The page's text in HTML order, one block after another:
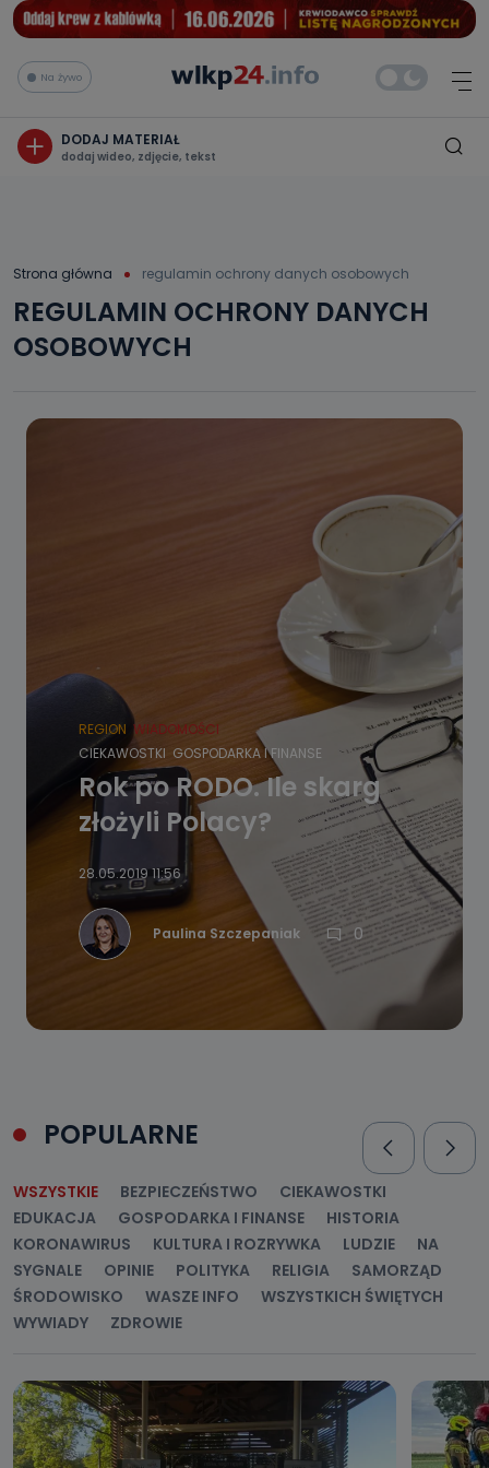
Na żywo
DODAJ MATERIAŁ
dodaj wideo, zdjęcie, tekst
Strona główna regulamin ochrony danych osobowych
REGULAMIN OCHRONY DANYCH
OSOBOWYCH
REGION WIADOMOŚCI
CIEKAWOSTKI GOSPODARKA I FINANSE
Rok po RODO. Ile skarg
złożyli Polacy?
28.05.2019 11:56
Paulina Szczepaniak 0
POPULARNE
WSZYSTKIE BEZPIECZEŃSTWO
CIEKAWOSTKI
EDUKACJA
GOSPODARKA I FINANSE
HISTORIA
KORONAWIRUS
KULTURA I ROZRYWKA LUDZIE
NA
SYGNALE
OPINIE POLITYKA RELIGIA
SAMORZĄD
ŚRODOWISKO
WASZE INFO
WSZYSTKICH ŚWIĘTYCH
WYWIADY
ZDROWIE